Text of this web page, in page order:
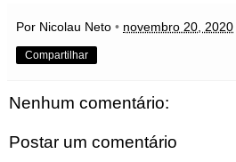
Por Nicolau Neto • novembro 20, 2020
Compartilhar
Nenhum comentário:
Postar um comentário